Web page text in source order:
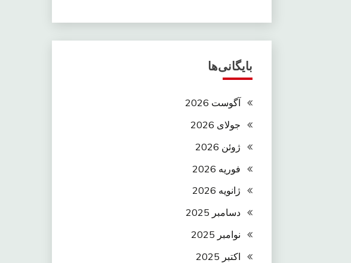
بایگانی‌ها
آگوست 2026
جولای 2026
ژوئن 2026
فوریه 2026
ژانویه 2026
دسامبر 2025
نوامبر 2025
اکتبر 2025